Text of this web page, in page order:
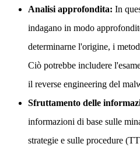
Analisi approfondita: In
indagano in modo
determinarne l'origine, i
Ciò potrebbe includere
il reverse engineering del
Sfruttamento delle
informazioni di base sulle
strategie e sulle procedure